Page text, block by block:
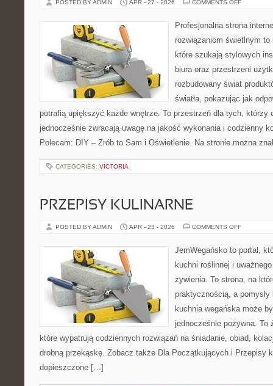
POSTED BY ADMIN APR - 27 - 2026 COMMENTS OFFON
Profesjonalna strona
rozwiązaniom świetlnym
które szukają stylowych
biura oraz przestrzeni
rozbudowany świat
światła, pokazując jak
potrafią upiększyć każde wnętrze. To przestrzeń dla tych, którzy
jednocześnie zwracają uwagę na jakość wykonania i codzienny
Polecam: DIY – Zrób to Sam i Oświetlenie. Na stronie można
CATEGORIES: VICTORIA
PRZEPISY KULINARNE
POSTED BY ADMIN APR - 23 - 2026 COMMENTS OFFON
JemWegańsko to portal,
kuchni roślinnej i
żywienia. To strona, na
praktycznością, a
kuchnia wegańska może
jednocześnie pożywna. To
które wypatrują codziennych rozwiązań na śniadanie, obiad,
drobną przekąskę. Zobacz także Dla Początkujących i Przepisy
dopieszczone […]